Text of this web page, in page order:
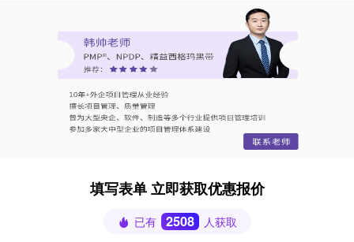
填写表单 立即获取优惠报价
已有 2508 人获取